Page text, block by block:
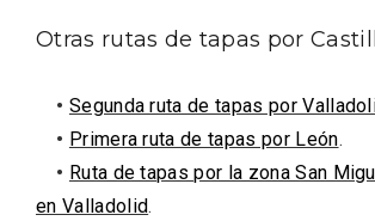
Otras rutas de tapas por
• Segunda ruta de tapas por
• Primera ruta de tapas por León.
• Ruta de tapas por la zona San
en Valladolid.
IGP Morcilla de Burgos
Salón Gourmet 2026